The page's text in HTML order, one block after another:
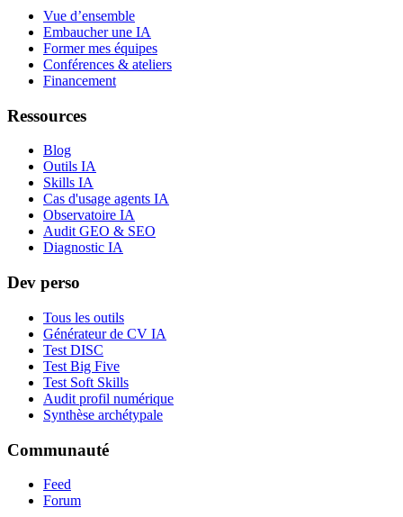
Vue d’ensemble
Embaucher une IA
Former mes équipes
Conférences & ateliers
Financement
Ressources
Blog
Outils IA
Skills IA
Cas d'usage agents IA
Observatoire IA
Audit GEO & SEO
Diagnostic IA
Dev perso
Tous les outils
Générateur de CV IA
Test DISC
Test Big Five
Test Soft Skills
Audit profil numérique
Synthèse archétypale
Communauté
Feed
Forum